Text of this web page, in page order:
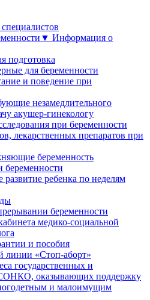
Информация о
подготовка
для беременности
и поведение при
незамедлительного
акушер-гинекологу
при беременности
лекарственных препаратов при
беременность
беременности
развитие ребенка по неделям
беременности
медико-социальной
и пособия
линии «Стоп-аборт»
государственных и
оказывающих поддержку
и малоимущим